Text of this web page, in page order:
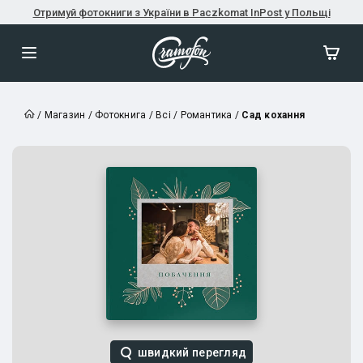
Отримуй фотокниги з України в Paczkomat InPost у Польщі
/ Магазин / Фотокнига / Всі / Романтика / Сад кохання
швидкий перегляд